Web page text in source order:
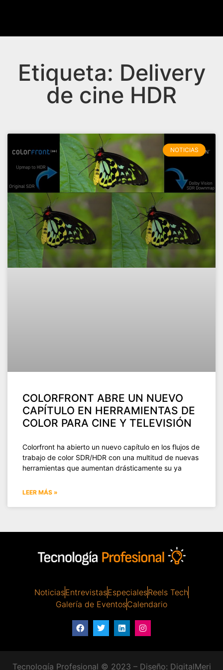
Etiqueta: Delivery
de cine HDR
NOTICIAS
COLORFRONT ABRE UN NUEVO
CAPÍTULO EN HERRAMIENTAS DE
COLOR PARA CINE Y TELEVISIÓN
Colorfront ha abierto un nuevo capítulo en los flujos de
trabajo de color SDR/HDR con una multitud de nuevas
herramientas que aumentan drásticamente su ya
LEER MÁS »
NoticiasEntrevistasEspecialesReels Tech
Galería de EventosCalendario
Tecnología Profesional © 2023 – Diseño: DigitalMeri